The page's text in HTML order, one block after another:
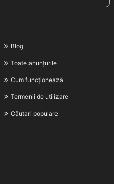
Blog
Toate anunțurile
Cum funcționează
Termenii de utilizare
Căutari populare